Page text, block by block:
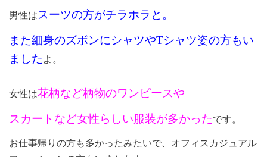
男性は スーツの方がチラホラと。
また細身のズボンにシャツやTシャツ姿の方もい
ました よ。
女性は花柄など柄物のワンピースや
スカートなど女性らしい服装が多かったです。
お仕事帰りの方も多かったみたいで、オフィスカジュアル